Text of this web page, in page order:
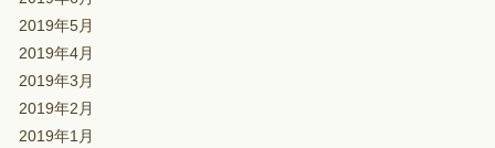
2019年5月
2019年4月
2019年3月
2019年2月
2019年1月